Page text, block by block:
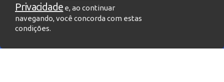
Privacidade e, ao continuar
navegando, você concorda com estas
condições.